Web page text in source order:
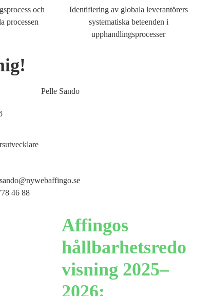
och
processen
Identifiering av globala leverantörers
systematiska beteenden i
upphandlingsprocesser
46 88
Affingos
hållbarhetsredo
visning 2025–
2026: